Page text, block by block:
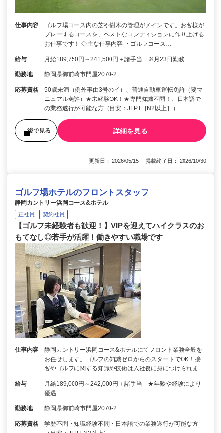
仕事内容
ゴルフ場コース内の芝や樹木の管理がメインです。お客様が
プレーするコースを、ベストなコンディションに作り上げる
お仕事です！ ◇主な仕事内容 ・ゴルフコース…
給与 月給189,750円～241,500円＋諸手当 ※月23日勤務
勤務地 静岡県御前崎市門屋2070-2
応募資格
50歳未満（例外事由3号のイ）、普通自動車運転免許（要マ
ニュアル免許）★未経験OK！★専門知識不問！、日本語で
の業務遂行が可能な方（目安：JLPT［N2以上］）
後で見る 詳細を見る
更新日： 2026/05/15 掲載終了日： 2026/10/30
ゴルフ場ホテルのフロントスタッフ
静岡カントリー浜岡コース&ホテル
正社員 契約社員
【ゴルフ未経験者も歓迎！】VIPを迎えてハイクラスのお
もてなし◎若手が活躍！働きやすい職場です
仕事内容
静岡カントリー浜岡コース&ホテルにてフロント業務全般を
お任せします。ゴルフの知識ゼロからのスタートでOK！接
客やゴルフに関する知識や技術は入社後に身につけられま…
給与
月給189,000円～242,000円＋諸手当 ★年齢や経験により
優遇
勤務地 静岡県御前崎市門屋2070-2
応募資格
学歴不問・知識経験不問・日本語での業務遂行が可能な方